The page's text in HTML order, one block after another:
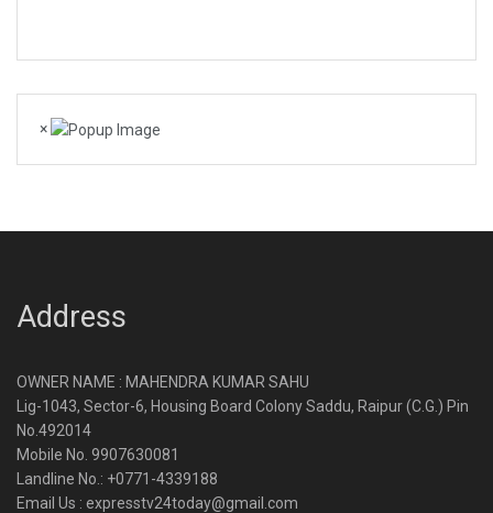
×
Address
OWNER NAME : MAHENDRA KUMAR SAHU
Lig-1043, Sector-6, Housing Board Colony Saddu, Raipur (C.G.) Pin
No.492014
Mobile No. 9907630081
Landline No.: +0771-4339188
Email Us : expresstv24today@gmail.com